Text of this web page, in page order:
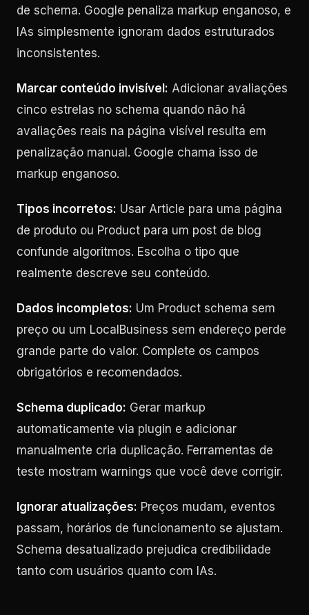
de schema. Google penaliza markup enganoso, e
IAs simplesmente ignoram dados estruturados
inconsistentes.
Marcar conteúdo invisível: Adicionar avaliações
cinco estrelas no schema quando não há
avaliações reais na página visível resulta em
penalização manual. Google chama isso de
markup enganoso.
Tipos incorretos: Usar Article para uma página
de produto ou Product para um post de blog
confunde algoritmos. Escolha o tipo que
realmente descreve seu conteúdo.
Dados incompletos: Um Product schema sem
preço ou um LocalBusiness sem endereço perde
grande parte do valor. Complete os campos
obrigatórios e recomendados.
Schema duplicado: Gerar markup
automaticamente via plugin e adicionar
manualmente cria duplicação. Ferramentas de
teste mostram warnings que você deve corrigir.
Ignorar atualizações: Preços mudam, eventos
passam, horários de funcionamento se ajustam.
Schema desatualizado prejudica credibilidade
tanto com usuários quanto com IAs.